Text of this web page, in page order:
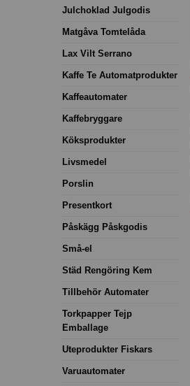
Julchoklad Julgodis
Matgåva Tomtelåda
Lax Vilt Serrano
Kaffe Te Automatprodukter
Kaffeautomater
Kaffebryggare
Köksprodukter
Livsmedel
Porslin
Presentkort
Påskägg Påskgodis
Små-el
Städ Rengöring Kem
Tillbehör Automater
Torkpapper Tejp
Emballage
Uteprodukter Fiskars
Varuautomater